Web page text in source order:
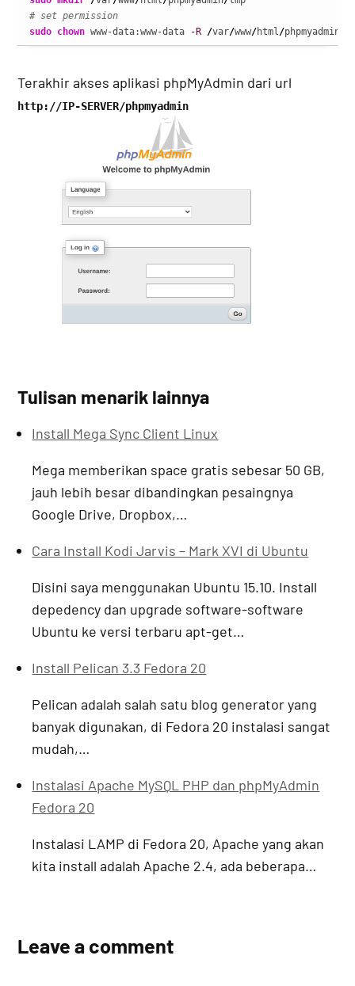
# set permission
sudo chown www-data:www-data -R /var/www/html/phpmyadmin
Terakhir akses aplikasi phpMyAdmin dari url
http://IP-SERVER/phpmyadmin
Tulisan menarik lainnya
Install Mega Sync Client Linux
Mega memberikan space gratis sebesar 50 GB,
jauh lebih besar dibandingkan pesaingnya
Google Drive, Dropbox,…
Cara Install Kodi Jarvis – Mark XVI di Ubuntu
Disini saya menggunakan Ubuntu 15.10. Install
depedency dan upgrade software-software
Ubuntu ke versi terbaru apt-get…
Install Pelican 3.3 Fedora 20
Pelican adalah salah satu blog generator yang
banyak digunakan, di Fedora 20 instalasi sangat
mudah,…
Instalasi Apache MySQL PHP dan phpMyAdmin
Fedora 20
Instalasi LAMP di Fedora 20, Apache yang akan
kita install adalah Apache 2.4, ada beberapa…
Leave a comment